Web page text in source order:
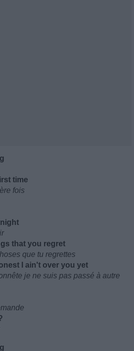
time
fois
that you regret
que tu regrettes
I ain't over you yet
je ne suis pas passé à autre